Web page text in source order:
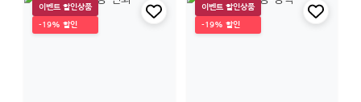
이벤트 할인상품
-19% 할인
이벤트 할인상품
-19% 할인